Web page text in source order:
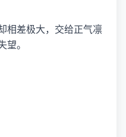
相差极大，交给正气凛
。